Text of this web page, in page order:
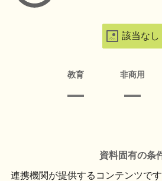
該当なし
教育 非商用
資料固有の条
連携機関が提供するコンテンツです